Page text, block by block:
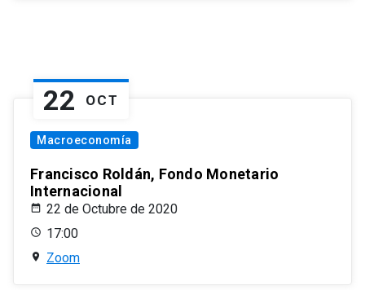
22 OCT
Macroeconomía
Francisco Roldán, Fondo Monetario
Internacional
22 de Octubre de 2020
17:00
Zoom